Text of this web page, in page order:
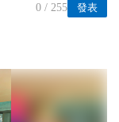
發表
0 / 255